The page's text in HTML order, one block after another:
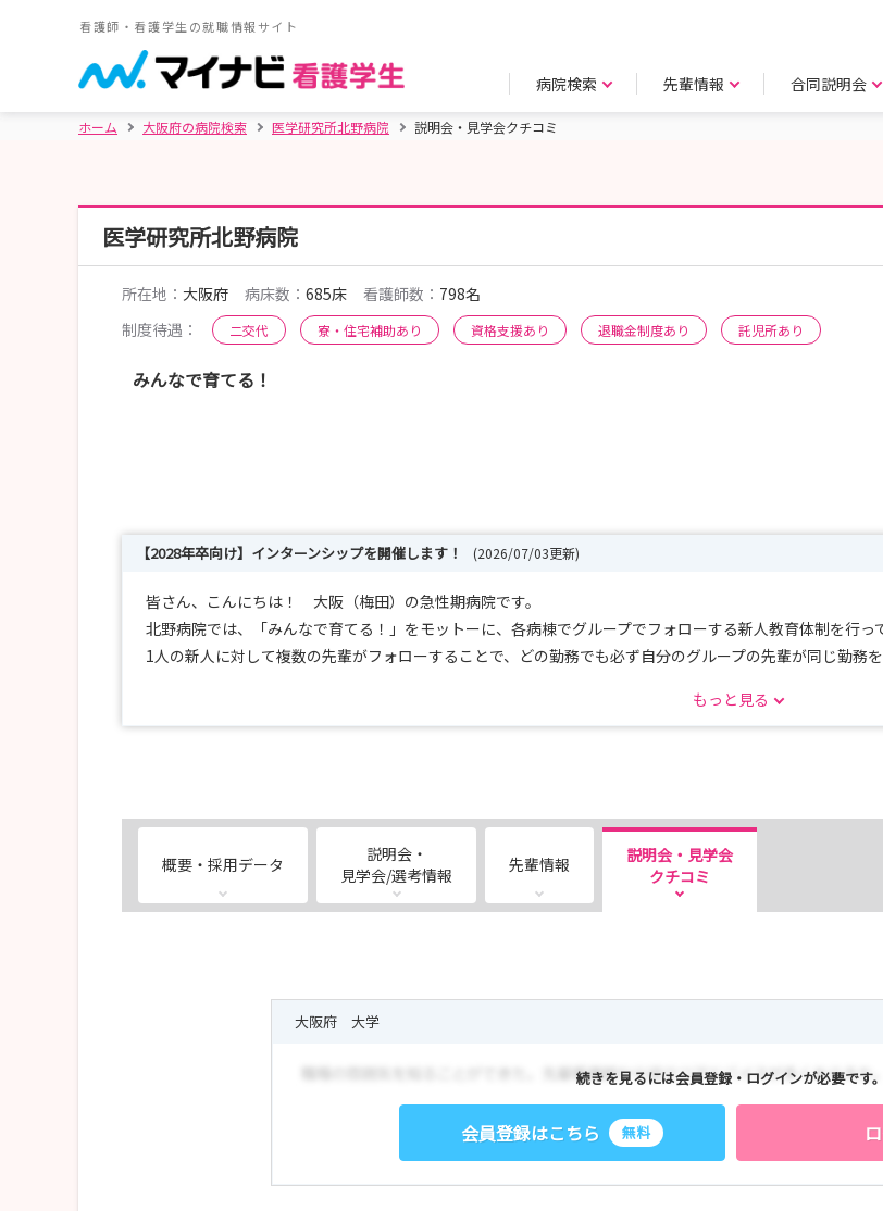
看護師・看護学生の就職情報サイト
病院検索 先輩情報 合同説明会
ホーム 大阪府の病院検索 医学研究所北野病院 説明会・見学会クチコミ
医学研究所北野病院
所在地： 大阪府 病床数： 685床 看護師数： 798名
制度待遇：
二交代 寮・住宅補助あり 資格支援あり 退職金制度あり 託児所あり
みんなで育てる！
【2028年卒向け】インターンシップを開催します！ (2026/07/03更新)
皆さん、こんにちは！ 大阪（梅田）の急性期病院です。
北野病院では、「みんなで育てる！」をモットーに、各病棟でグループでフォローする新人教育体制を行っ
1人の新人に対して複数の先輩がフォローすることで、どの勤務でも必ず自分のグループの先輩が同じ勤務を
202８年4月採用の新卒看護師向けのインターンシップを開催いたします。
ご興味のある方は、説明会・見学会申込より日程をご確認ください！
病棟見学・日常生活援助・処置を病棟看護師とペアで見学・普段は立ち入れないOP室や救急部の見学・座談
2027年新卒向け募集は終了しました。
もっと見る
概要・採用データ
説明会・
見学会/選考情報
先輩情報
説明会・見学会
クチコミ
大阪府 大学
続きを見るには会員登録・ログインが必要です。
会員登録はこちら 無料